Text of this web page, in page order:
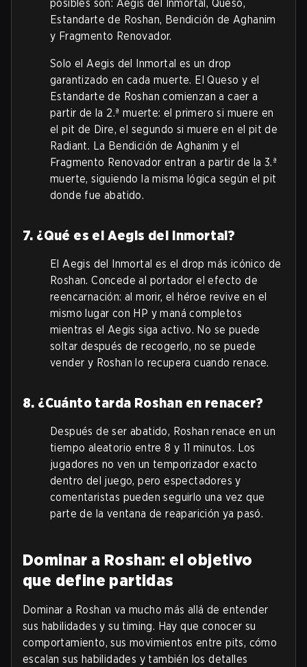
posibles son: Aegis del Inmortal, Queso,
Estandarte de Roshan, Bendición de Aghanim
y Fragmento Renovador.
Solo el Aegis del Inmortal es un drop
garantizado en cada muerte. El Queso y el
Estandarte de Roshan comienzan a caer a
partir de la 2.ª muerte: el primero si muere en
el pit de Dire, el segundo si muere en el pit de
Radiant. La Bendición de Aghanim y el
Fragmento Renovador entran a partir de la 3.ª
muerte, siguiendo la misma lógica según el pit
donde fue abatido.
7. ¿Qué es el Aegis del Inmortal?
El Aegis del Inmortal es el drop más icónico de
Roshan. Concede al portador el efecto de
reencarnación: al morir, el héroe revive en el
mismo lugar con HP y maná completos
mientras el Aegis siga activo. No se puede
soltar después de recogerlo, no se puede
vender y Roshan lo recupera cuando renace.
8. ¿Cuánto tarda Roshan en renacer?
Después de ser abatido, Roshan renace en un
tiempo aleatorio entre 8 y 11 minutos. Los
jugadores no ven un temporizador exacto
dentro del juego, pero espectadores y
comentaristas pueden seguirlo una vez que
parte de la ventana de reaparición ya pasó.
Dominar a Roshan: el objetivo
que define partidas
Dominar a Roshan va mucho más allá de entender
sus habilidades y su timing. Hay que conocer su
comportamiento, sus movimientos entre pits, cómo
escalan sus habilidades y también los detalles